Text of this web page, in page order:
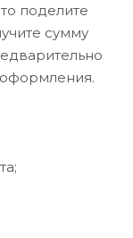
поделите
сумму